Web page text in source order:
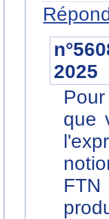
2025
que